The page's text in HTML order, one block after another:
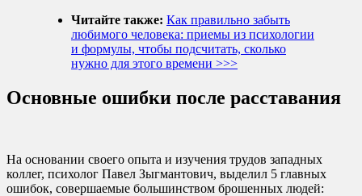
Читайте также: Как правильно забыть
любимого человека: приемы из психологии
и формулы, чтобы подсчитать, сколько
нужно для этого времени >>>
Основные ошибки после расставания
На основании своего опыта и изучения трудов западных
коллег, психолог Павел Зыгмантович, выделил 5 главных
ошибок, совершаемые большинством брошенных людей: